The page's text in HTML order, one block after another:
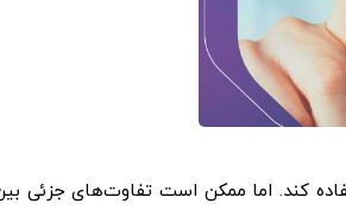
کند. اما ممکن است تفاوت‌های جزئی